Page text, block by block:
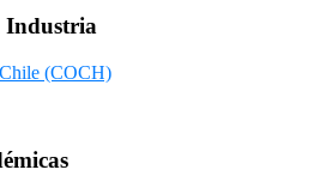
Industria
(COCH)